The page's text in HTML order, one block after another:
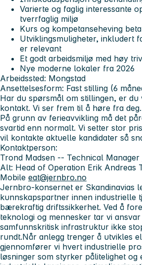
Varierte og faglig interessante
tverrfaglig miljø
Kurs og kompetanseheving
Utviklingsmuligheter, inkludert
er relevant
Et godt arbeidsmiljø med høy
Nye moderne lokaler fra 2026
Arbeidssted: Mongstad
Ansettelsesform: Fast stilling (6
Har du spørsmål om stillingen, er du
kontakt. Vi ser frem til å høre fra deg.
På grunn av ferieavvikling må det
svartid enn normalt. Vi setter stor
vil kontakte aktuelle kandidater så
Kontaktperson:
Trond Madsen -- Technical Manager
Alt: Head of Operation Erik Andreas
Mobile eat@jernbro.no
Jernbro-konsernet er Skandinavias
kunnskapspartner innen industrielle
bærekraftig driftssikkerhet. Ved å
teknologi og mennesker tar vi
samfunnskritisk infrastruktur ikke
rundt.Når anlegg trenger å utvikles
gjennomfører vi hvert industrielle
løsninger som styrker pålitelighet og